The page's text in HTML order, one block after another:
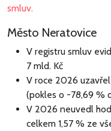
smluv.
Město Neratovice
V registru smluv
7 mld. Kč
V roce 2026
(pokles o -78,69 %
V 2026 neuvedl
celkem 1,57 % ze